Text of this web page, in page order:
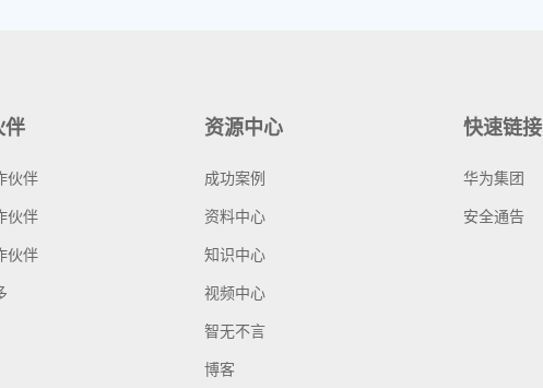
伴
伙伴
伙伴
伙伴
资源中心
成功案例
资料中心
知识中心
视频中心
智无不言
博客
快速链接
华为集团
安全通告